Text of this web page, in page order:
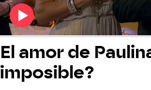
El amor de
imposible?